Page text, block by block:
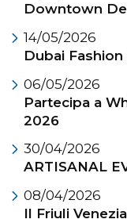
Downtown
14/05/2026
Dubai
06/05/2026
Partecipa a
2026
30/04/2026
ARTISANAL
08/04/2026
Il Friuli